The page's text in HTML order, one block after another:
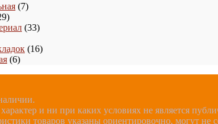
77
29
товаров
3333
1616
66
и ни при каких условиях не является
товаров указаны ориентировочно, могут